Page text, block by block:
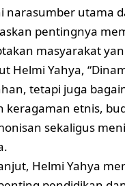
narasumber utama
pentingnya
masyarakat
Helmi Yahya,
tetapi juga
keragaman etnis,
sekaligus
Helmi Yahya